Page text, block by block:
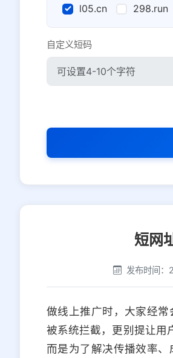
l05.cn 298.run
自定义短码
社交平台 电商
选择防红平台类型，避免链接被
短网
发布时间
做线上推广时，大家经
被系统拦截，更别提让用
而是为了解决传播效率